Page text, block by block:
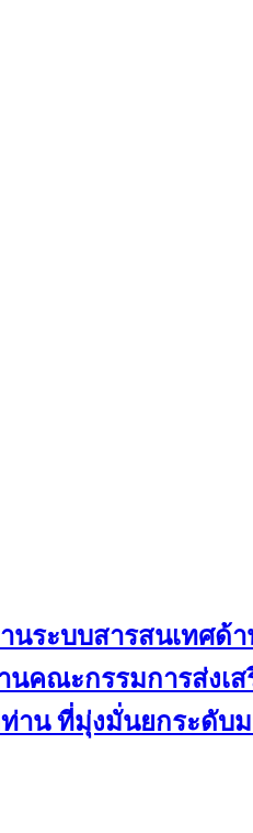
ระบบสารสนเทศด้
คณะกรรมการส่งเ
ที่มุ่งมั่นยกระดับม